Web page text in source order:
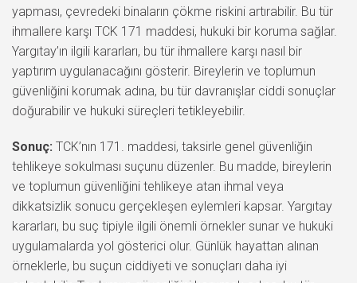
yapması, çevredeki binaların çökme riskini artırabilir. Bu tür
ihmallere karşı TCK 171 maddesi, hukuki bir koruma sağlar.
Yargıtay’ın ilgili kararları, bu tür ihmallere karşı nasıl bir
yaptırım uygulanacağını gösterir. Bireylerin ve toplumun
güvenliğini korumak adına, bu tür davranışlar ciddi sonuçlar
doğurabilir ve hukuki süreçleri tetikleyebilir.
Sonuç: TCK’nın 171. maddesi, taksirle genel güvenliğin
tehlikeye sokulması suçunu düzenler. Bu madde, bireylerin
ve toplumun güvenliğini tehlikeye atan ihmal veya
dikkatsizlik sonucu gerçekleşen eylemleri kapsar. Yargıtay
kararları, bu suç tipiyle ilgili önemli örnekler sunar ve hukuki
uygulamalarda yol gösterici olur. Günlük hayattan alınan
örneklerle, bu suçun ciddiyeti ve sonuçları daha iyi